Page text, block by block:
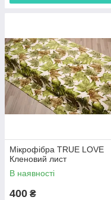
Мікрофібра TRUE LOVE
Кленовий лист
В наявності
400 ₴